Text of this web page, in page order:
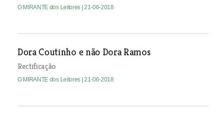
O MIRANTE dos Leitores | 21-06-2018
Dora Coutinho e não Dora Ramos
Rectificação
O MIRANTE dos Leitores | 21-06-2018